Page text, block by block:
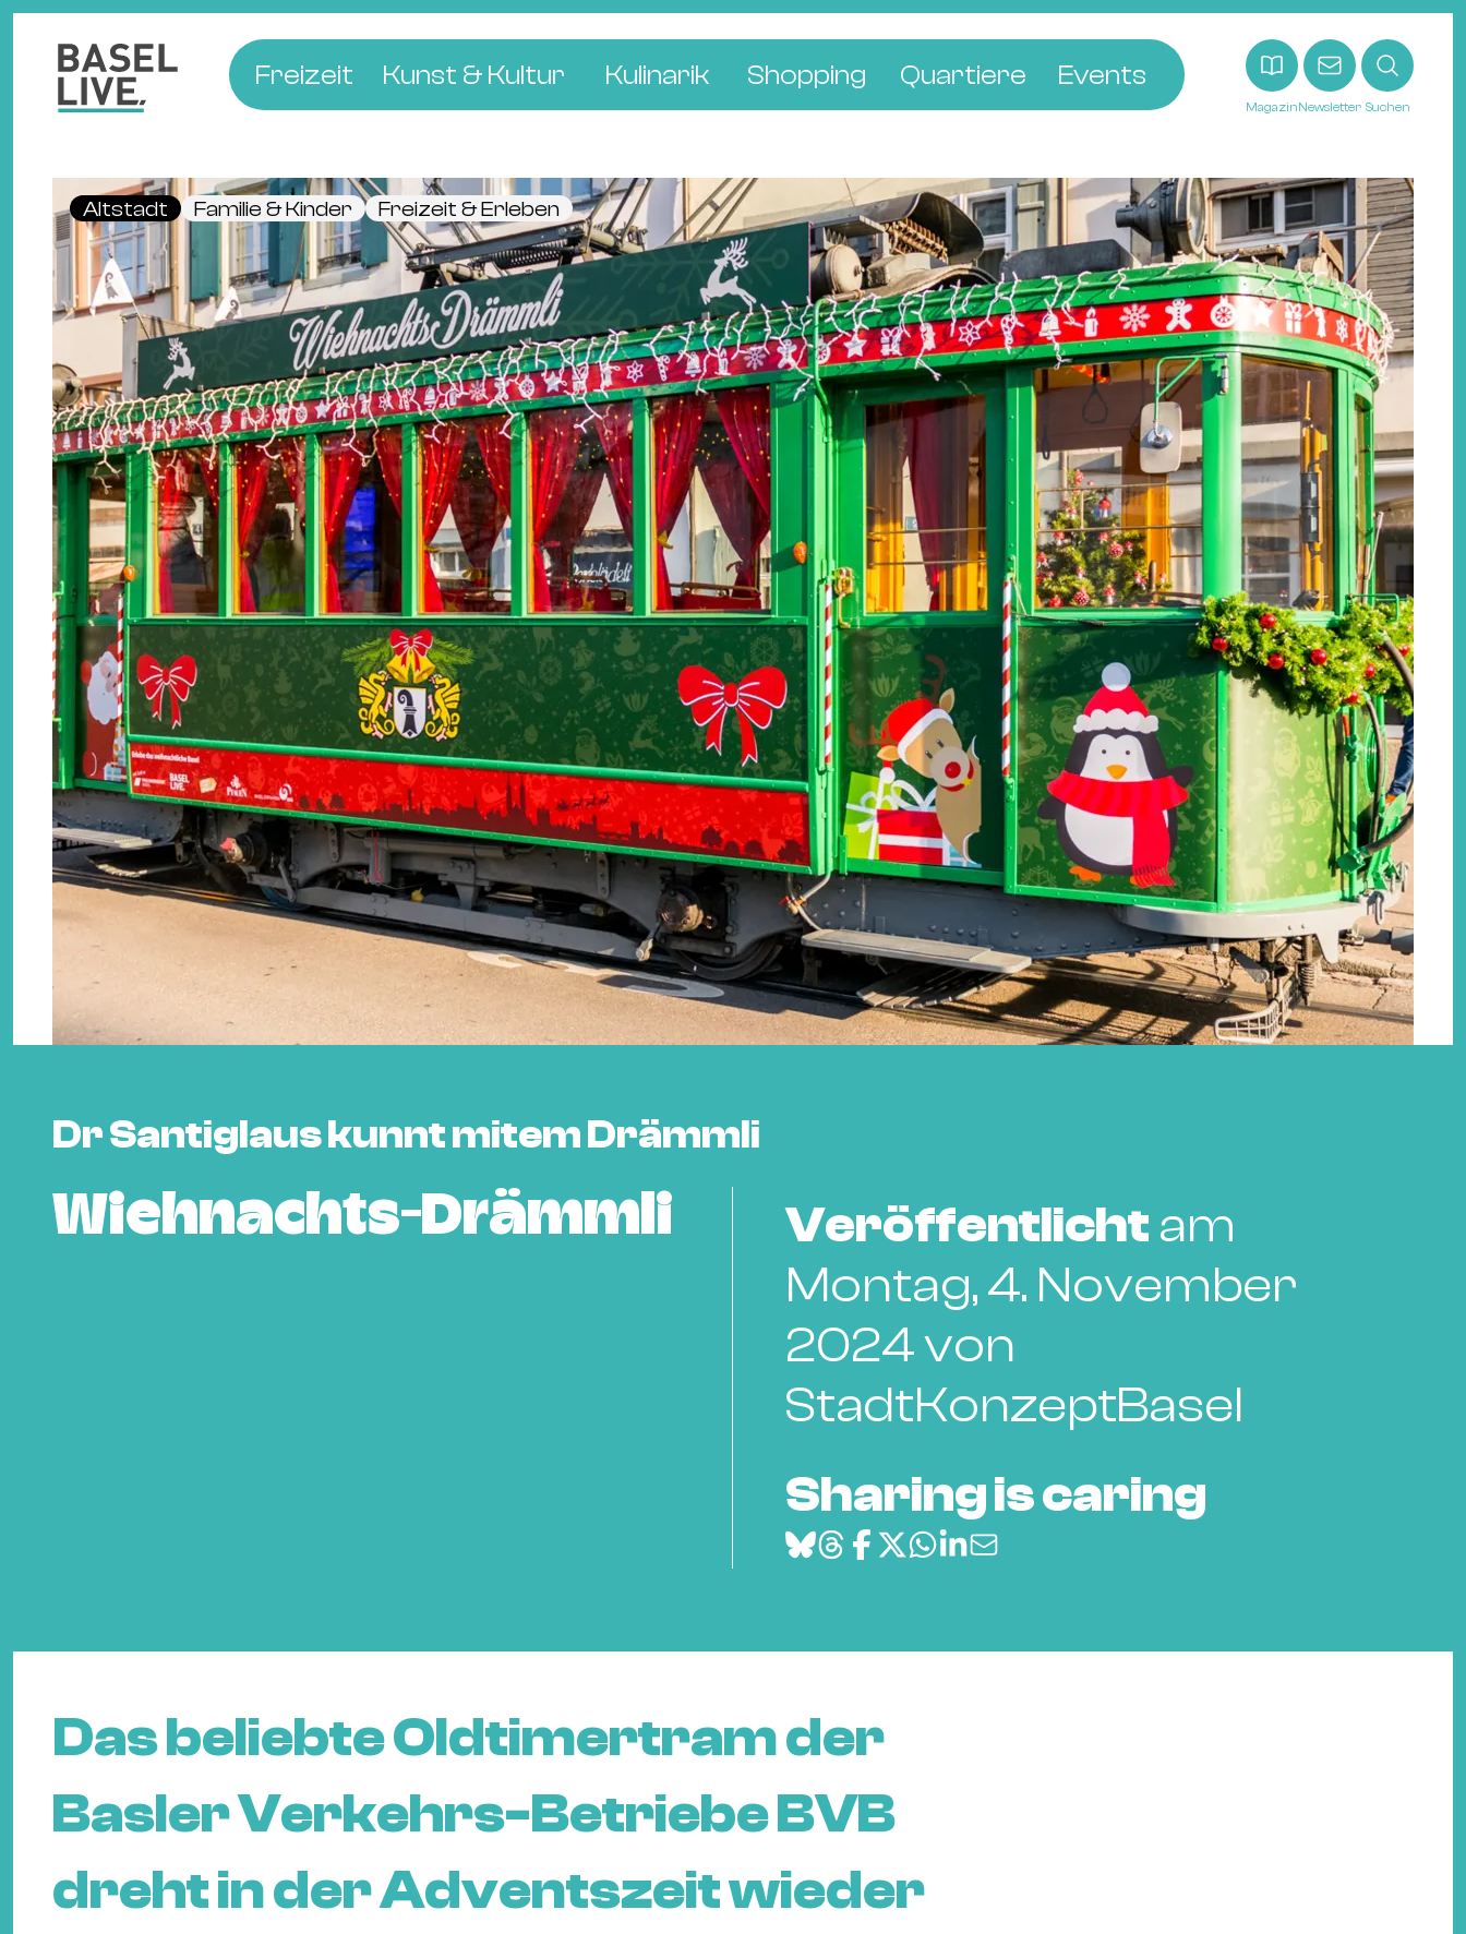
MagazinNewsletter Suchen
Freizeit
Club & Party
Familie & Kinder
Kino & Film
Hotels
Natur & Parks
Kunst & Kultur
Theater
Galerien & Ausstellungen
Literatur & Bücher
Kulinarik
Bars & Pubs
Cafés & Tea Rooms
Bäckereien & Konditoreien
Shopping
Concept Stores
Wohnen & Leben
Schmuck & Uhren
Blumen & Pflanzen
Quartiere
Bachletten
Gundeldingen
Kleinbasel
Klybeck
St. Johann
Wettstein
Events
Altstadt Familie & Kinder Freizeit & Erleben
Dr Santiglaus kunnt mitem Drämmli
Wiehnachts-Drämmli Veröffentlicht am
Montag, 4. November
2024 von
StadtKonzeptBasel
Sharing is caring
Das beliebte Oldtimertram der
Basler Verkehrs-Betriebe BVB
dreht in der Adventszeit wieder